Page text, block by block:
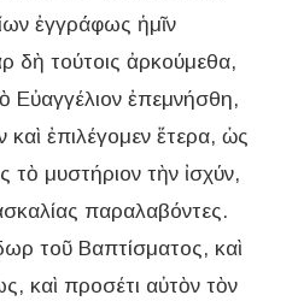
ἐγγράφως ἡμῖν
δὴ τούτοις ἀρκούμεθα,
Εὐαγγέλιον ἐπεμνήσθη,
καὶ ἐπιλέγομεν ἕτερα, ὡς
τὸ μυστήριον τὴν ἰσχύν,
παραλαβόντες.
τοῦ Βαπτίσματος, καὶ
καὶ προσέτι αὐτὸν τὸν